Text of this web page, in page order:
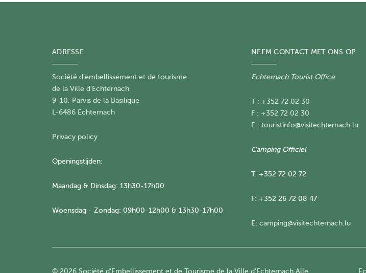
ADRESSE
Société d'embellissement et de tourisme
​de la Ville d'Echternach
9-10, Parvis de la Basilique
L-6486 Echternach
Privacy policy
Openingstijden:
Maandag & Dinsdag: 13h30-17h00
Woensdag - Zondag: 09h00-12h00 & 13h30-17h00
NEEM CONTACT MET ONS OP
Echternach Tourist Office
T : +352 72 02 30
F : +352 72 02 30
E : touristinfo@visitechternach.lu
Camping Officiel
T: +352 72 02 72
F: +352 26 72 08 47
E: camping@visitechternach.lu
© 2026 Société d'Embellissement et de Tourisme de la Ville d'Echternach Alle